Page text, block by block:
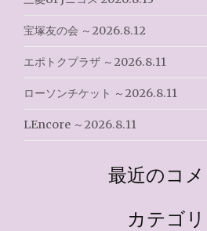
宝塚友の会 ～2026.8.12
エポトクプラザ ～2026.8.11
ローソンチケット ～2026.8.11
LEncore ～2026.8.11
最近のコメ
カテゴ